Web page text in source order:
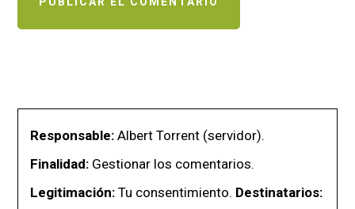
Responsable: Albert Torrent (servidor).
Finalidad: Gestionar los comentarios.
Legitimación:Tu consentimiento. Destinatarios: